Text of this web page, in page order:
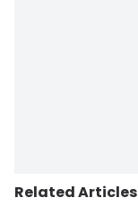
Related Articles